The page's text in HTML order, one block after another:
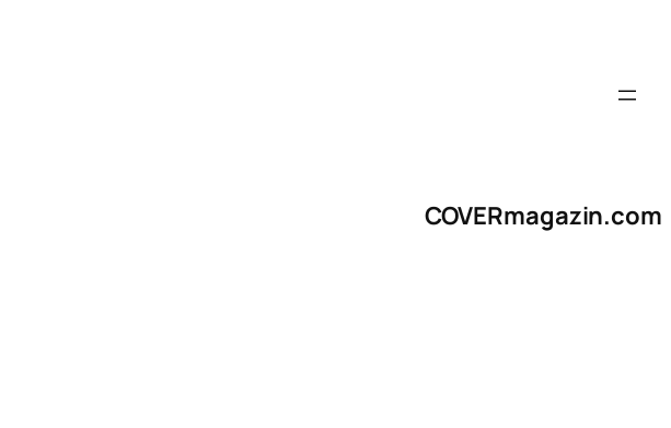
COVERmagazin.com